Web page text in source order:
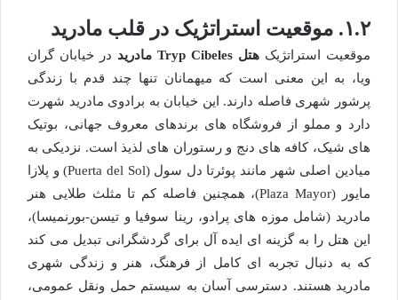
۱.۲. موقعیت استراتژیک در قلب مادرید
موقعیت استراتژیک هتل Tryp Cibeles مادرید
در خیابان گران
ویا، به این معنی است که میهمانان تنها چند قدم با زندگی
پرشور شهری فاصله دارند. این خیابان به برادوی مادرید شهرت
دارد و مملو از فروشگاه های برندهای معروف جهانی، بوتیک
های شیک، کافه های دنج و رستوران های لذیذ است. نزدیکی به
میادین اصلی شهر مانند پوئرتا دل سول (Puerta del Sol) و پلازا
مایور (Plaza Mayor)، همچنین فاصله کم تا مثلث طلایی هنر
مادرید (شامل موزه های پرادو، رینا سوفیا و تیسن-بورنمیسا)،
این هتل را به گزینه ای ایده آل برای گردشگرانی تبدیل می کند
که به دنبال تجربه ای کامل از فرهنگ، هنر و زندگی شهری
مادرید هستند. دسترسی آسان به سیستم حمل ونقل عمومی،